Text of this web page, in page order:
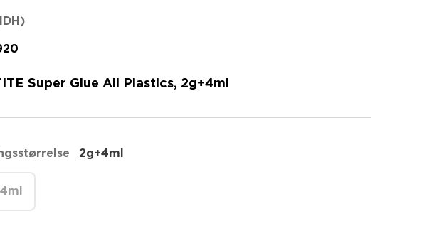
Super Glue All Plastics, 2g+4ml
2g+4ml